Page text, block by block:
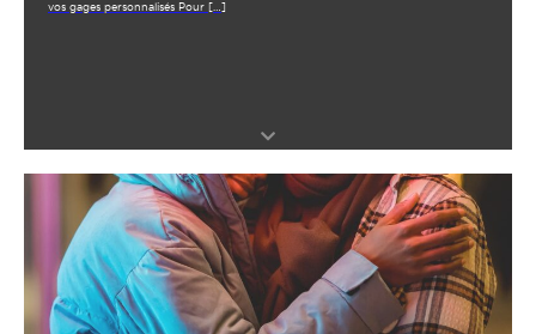
vos gages personnalisés Pour […]